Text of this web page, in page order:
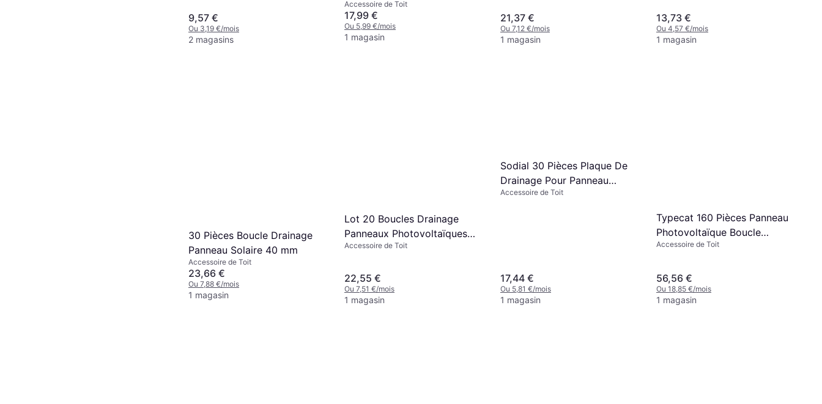
9,57 €
Ou 3,19 €/mois
2 magasins
Accessoire de Toit
17,99 €
Ou 5,99 €/mois
1 magasin
21,37 €
Ou 7,12 €/mois
1 magasin
13,73 €
Ou 4,57 €/mois
1 magasin
30 Pièces Boucle Drainage
Panneau Solaire 40 mm
Accessoire de Toit
23,66 €
Ou 7,88 €/mois
1 magasin
Lot 20 Boucles Drainage
Panneaux Photovoltaïques
40 mm
Accessoire de Toit
22,55 €
Ou 7,51 €/mois
1 magasin
Sodial 30 Pièces Plaque De
Drainage Pour Panneau
Photovoltaïque
Accessoire de Toit
17,44 €
Ou 5,81 €/mois
1 magasin
Typecat 160 Pièces Panneau
Photovoltaïque Boucle
Drainage Surface
Accessoire de Toit
56,56 €
Ou 18,85 €/mois
1 magasin